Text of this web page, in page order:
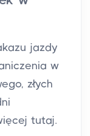
jazdy
w
złych
tutaj.